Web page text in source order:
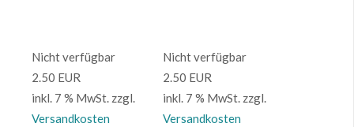
Nicht verfügbar
2.50 EUR
inkl. 7 % MwSt. zzgl.
Versandkosten
Nicht verfügbar
2.50 EUR
inkl. 7 % MwSt. zzgl.
Versandkosten